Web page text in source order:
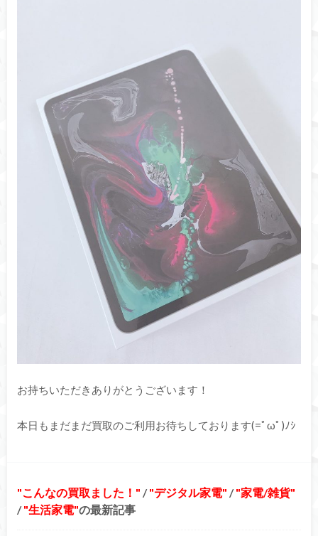
お持ちいただきありがとうございます！
本日もまだまだ買取のご利用お待ちしております(=ﾟωﾟ)ﾉｼ
こんなの買取ました！ / デジタル家電 / 家電/雑貨
/ 生活家電 の最新記事